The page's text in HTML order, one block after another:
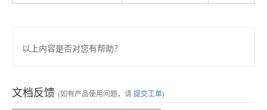
以上内容是否对您有帮助？
文档反馈 (如有产品使用问题，请提交工单)